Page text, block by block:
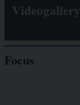
Videogallery
Focus